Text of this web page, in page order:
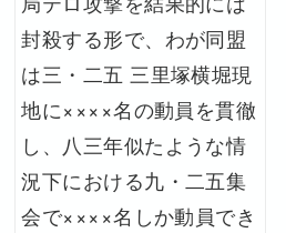
封殺する形で、わが同盟
は三・二五 三里塚横堀現
地に××××名の動員を貫徹
し、八三年似たような情
況下における九・二五集
会で××××名しか動員でき